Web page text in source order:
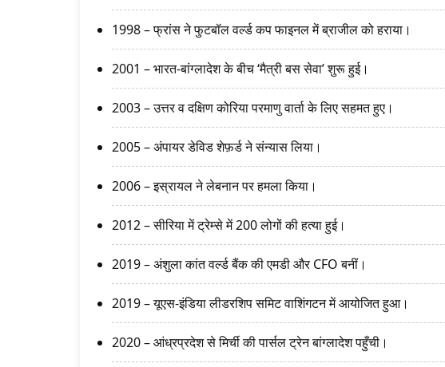
1998 – फ्रांस ने फुटबॉल वर्ल्ड कप फाइनल में ब्राजील को हराया।
2001 – भारत-बांग्लादेश के बीच ‘मैत्री बस सेवा’ शुरू हुई।
2003 – उत्तर व दक्षिण कोरिया परमाणु वार्ता के लिए सहमत हुए।
2005 – अंपायर डेविड शेफ़र्ड ने संन्यास लिया।
2006 – इस्रायल ने लेबनान पर हमला किया।
2012 – सीरिया में ट्रेम्से में 200 लोगों की हत्या हुई।
2019 – अंशुला कांत वर्ल्ड बैंक की एमडी और CFO बनीं।
2019 – यूएस-इंडिया लीडरशिप समिट वाशिंगटन में आयोजित हुआ।
2020 – आंध्रप्रदेश से मिर्ची की पार्सल ट्रेन बांग्लादेश पहुँची।